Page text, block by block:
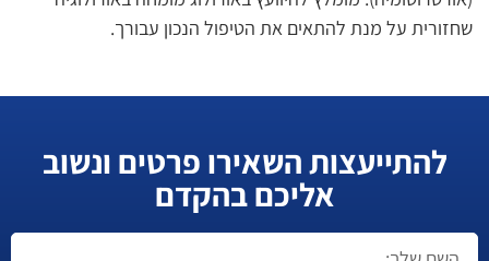
שחזורית על מנת להתאים את הטיפול הנכון עבורך.
להתייעצות השאירו פרטים ונשוב
אליכם בהקדם